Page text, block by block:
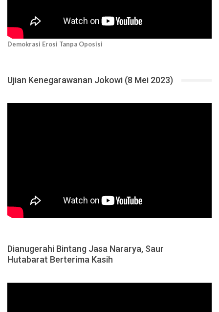
Demokrasi Erosi Tanpa Oposisi
Ujian Kenegarawanan Jokowi (8 Mei 2023)
Dianugerahi Bintang Jasa Nararya, Saur
Hutabarat Berterima Kasih